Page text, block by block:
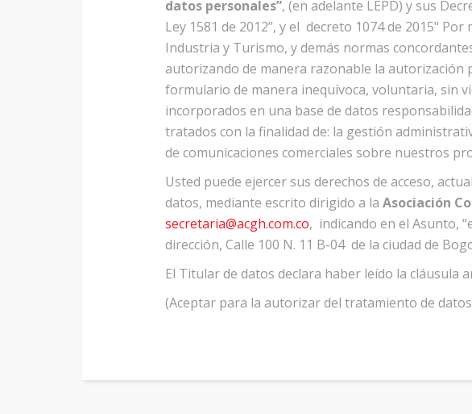
datos personales”, (en adelante LEPD) y sus
Ley 1581 de 2012”, y el decreto 1074 de 2015"
Industria y Turismo, y demás normas
autorizando de manera razonable la
formulario de manera inequívoca, voluntaria, sin
incorporados en una base de datos
tratados con la finalidad de: la gestión
de comunicaciones comerciales sobre nuestros
Usted puede ejercer sus derechos de acceso,
datos, mediante escrito dirigido a la Asociación
secretaria@acgh.com.co, indicando en el Asunto,
dirección, Calle 100 N. 11 B-04 de la ciudad de
El Titular de datos declara haber leído la cláusula
(Aceptar para la autorizar del tratamiento de